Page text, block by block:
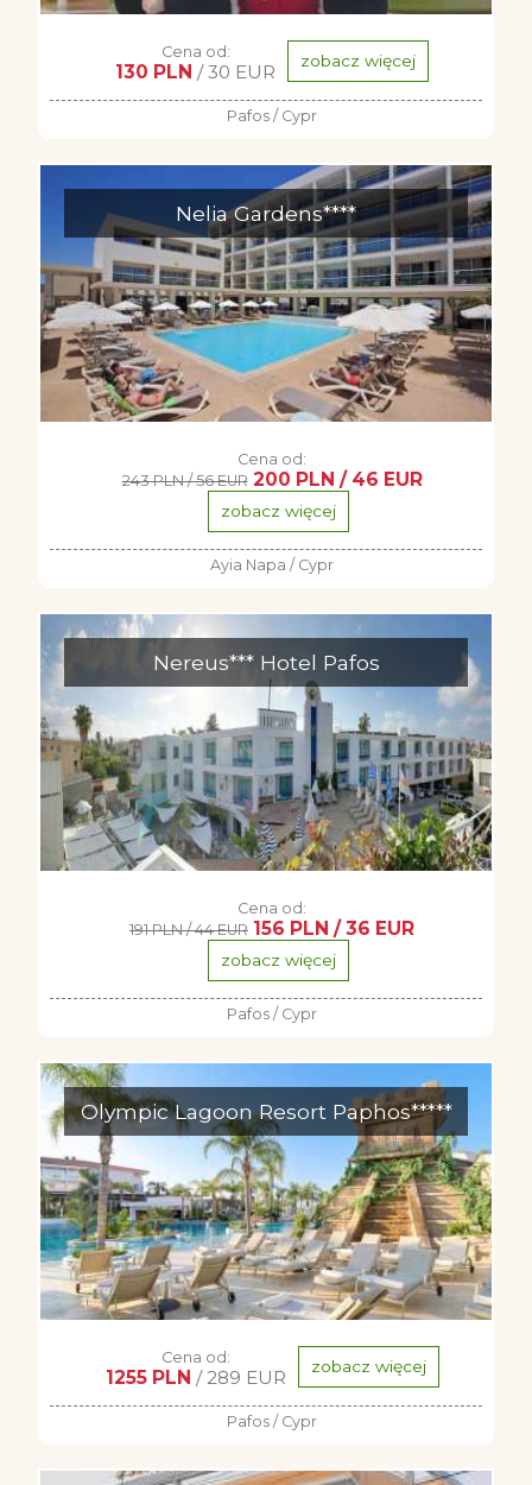
Cena od:
130 PLN / 30 EUR zobacz więcej
Pafos / Cypr
Nelia Gardens****
Cena od:
243 PLN / 56 EUR 200 PLN / 46 EUR
zobacz więcej
Ayia Napa / Cypr
Nereus*** Hotel Pafos
Cena od:
191 PLN / 44 EUR 156 PLN / 36 EUR
zobacz więcej
Pafos / Cypr
Olympic Lagoon Resort Paphos*****
Cena od:
1255 PLN / 289 EUR zobacz więcej
Pafos / Cypr